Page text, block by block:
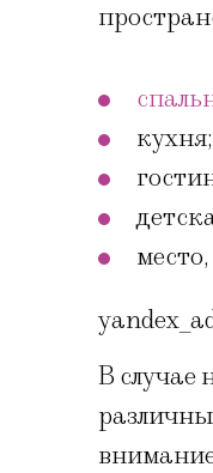
кухня;
В случае